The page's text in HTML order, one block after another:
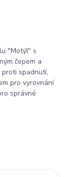
"Motýl" s
čepem a
spadnutí,
pro vyrovnání
správné